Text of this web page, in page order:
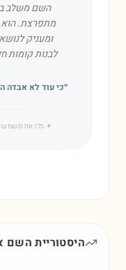
השם משלב
מתפרצת. הוא
ומעניק
לבנות קומות
״כי עוד לא אבדה
✦ גלו את
היסטוריית השם